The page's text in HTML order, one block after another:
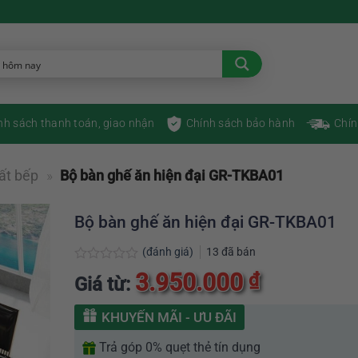
sách thanh toán, giao nhận Chính sách bảo hành
bếp » Bộ bàn ghế ăn hiện đại GR-TKBA01
Bộ bàn ghế ăn hiện đại GR-TKBA01
Được
xếp
0
(đánh giá) 13 đã bán
Giá từ: 3.950.000₫
KHUYẾN MÃI - ƯU ĐÃI
Trả góp 0% quẹt thẻ tín dụng